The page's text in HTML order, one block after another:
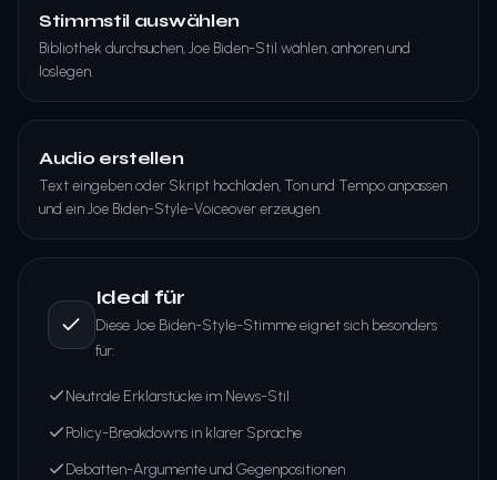
Stimmstil auswählen
Bibliothek durchsuchen, Joe Biden-Stil wählen, anhören und
loslegen.
Audio erstellen
Text eingeben oder Skript hochladen, Ton und Tempo anpassen
und ein Joe Biden-Style-Voiceover erzeugen.
Ideal für
Diese Joe Biden-Style-Stimme eignet sich besonders
für:
Neutrale Erklärstücke im News-Stil
Policy-Breakdowns in klarer Sprache
Debatten-Argumente und Gegenpositionen